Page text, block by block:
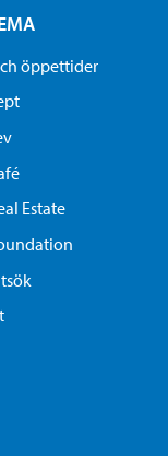
öppettider
Estate